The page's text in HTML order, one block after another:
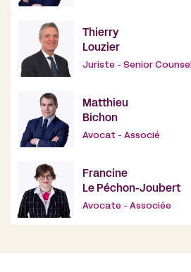
Thierry
Louzier
Juriste - Senior Counsel
Matthieu
Bichon
Avocat - Associé
Francine
Le Péchon-Joubert
Avocate - Associée